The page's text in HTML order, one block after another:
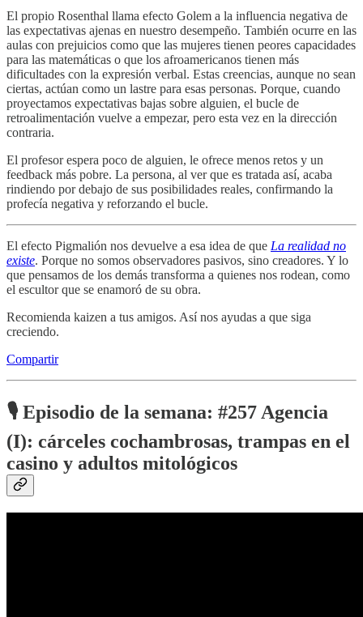
El propio Rosenthal llama efecto Golem a la influencia negativa de
las expectativas ajenas en nuestro desempeño. También ocurre en las
aulas con prejuicios como que las mujeres tienen peores capacidades
para las matemáticas o que los afroamericanos tienen más
dificultades con la expresión verbal. Estas creencias, aunque no sean
ciertas, actúan como un lastre para esas personas. Porque, cuando
proyectamos expectativas bajas sobre alguien, el bucle de
retroalimentación vuelve a empezar, pero esta vez en la dirección
contraria.
El profesor espera poco de alguien, le ofrece menos retos y un
feedback más pobre. La persona, al ver que es tratada así, acaba
rindiendo por debajo de sus posibilidades reales, confirmando la
profecía negativa y reforzando el bucle.
El efecto Pigmalión nos devuelve a esa idea de que La realidad no
existe. Porque no somos observadores pasivos, sino creadores. Y lo
que pensamos de los demás transforma a quienes nos rodean, como
el escultor que se enamoró de su obra.
Recomienda kaizen a tus amigos. Así nos ayudas a que siga
creciendo.
Compartir
🎙️ Episodio de la semana: #257 Agencia
(I): cárceles cochambrosas, trampas en el
casino y adultos mitológicos